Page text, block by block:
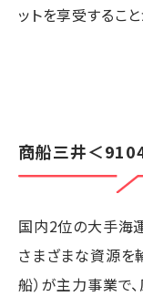
ットを享受するこ
商船三井＜
国内2位の大手海
さまざまな資源を
船）が主力事業で